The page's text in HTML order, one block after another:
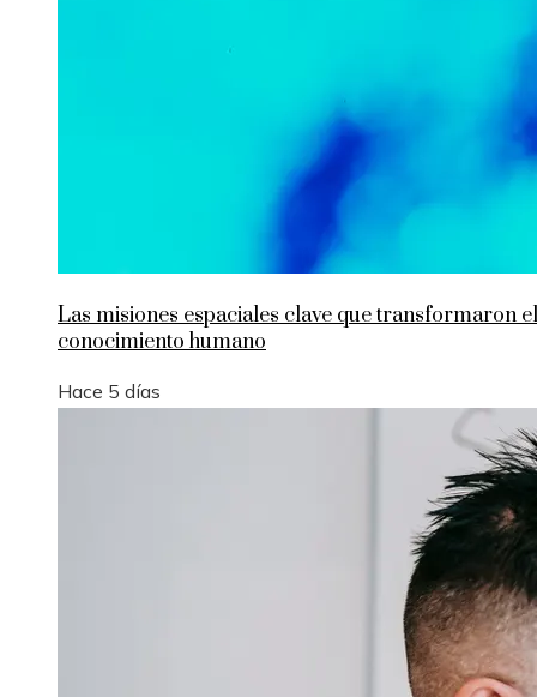
Las misiones espaciales clave que transformaron el
conocimiento humano
Hace 5 días